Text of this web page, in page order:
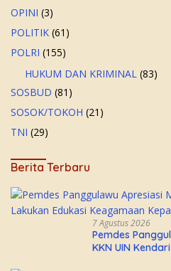
OPINI (3)
POLITIK (61)
POLRI (155)
HUKUM DAN KRIMINAL (83)
SOSBUD (81)
SOSOK/TOKOH (21)
TNI (29)
Berita Terbaru
7 Agustus 2026
Pemdes
KKN UIN